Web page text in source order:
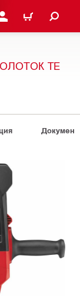
В СВОЮ
КОРЗИНА
TE